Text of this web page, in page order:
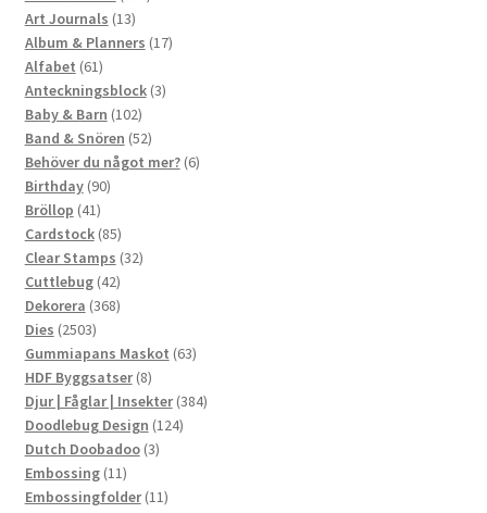
Art Journals 1313
produkter
Album & Planners 1717
Alfabet 6161
produkter
Anteckningsblock 33
Baby & Barn 102102
produkter
Band & Snören 5252
produkter
Behöver du något mer? 66
Birthday 9090
Bröllop 4141
produkter
Cardstock 8585
produkter
Clear Stamps 3232
Cuttlebug 4242
produkter
Dekorera 368368
Dies 25032503
produkter
Gummiapans Maskot 6363
HDF Byggsatser 88
produkter
Djur | Fåglar | Insekter 384384
Doodlebug Design 124124
Dutch Doobadoo 33
Embossing 1111
produkter
Embossingfolder 1111